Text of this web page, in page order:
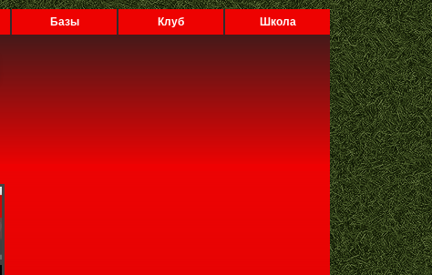
Базы Клуб Школа